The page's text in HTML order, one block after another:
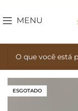
MENU
ESGOTADO